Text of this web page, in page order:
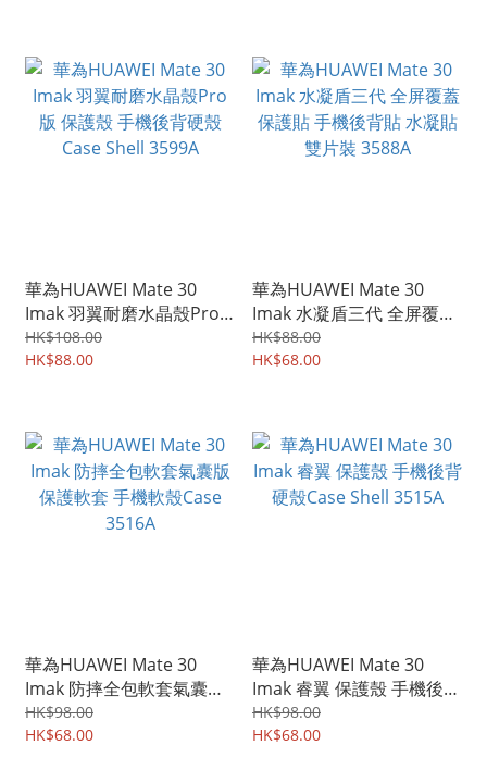
華為HUAWEI Mate 30
Imak 羽翼耐磨水晶殼Pro
版 保護殼 手機後背硬殼
Case Shell 3599A
HK$108.00
HK$88.00
華為HUAWEI Mate 30
Imak 水凝盾三代 全屏覆蓋
保護貼 手機後背貼 水凝貼
雙片裝 3588A
HK$88.00
HK$68.00
華為HUAWEI Mate 30
Imak 防摔全包軟套氣囊版
保護軟套 手機軟殼Case
3516A
HK$98.00
HK$68.00
華為HUAWEI Mate 30
Imak 睿翼 保護殼 手機後背
硬殼Case Shell 3515A
HK$98.00
HK$68.00